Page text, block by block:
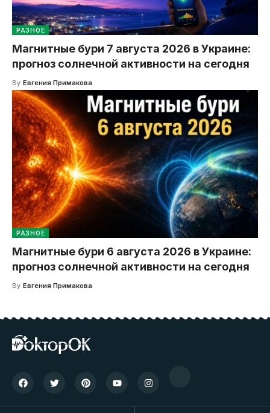
РАЗНОЕ
Магнитные бури 7 августа 2026 в Украине:
прогноз солнечной активности на сегодня
By Евгения Примакова
РАЗНОЕ
Магнитные бури 6 августа 2026 в Украине:
прогноз солнечной активности на сегодня
By Евгения Примакова